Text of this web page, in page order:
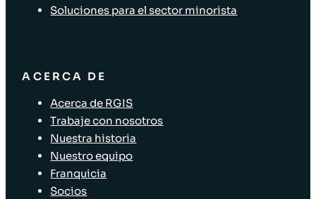
Soluciones para el sector minorista
ACERCA DE
Acerca de RGIS
Trabaje con nosotros
Nuestra historia
Nuestro equipo
Franquicia
Socios